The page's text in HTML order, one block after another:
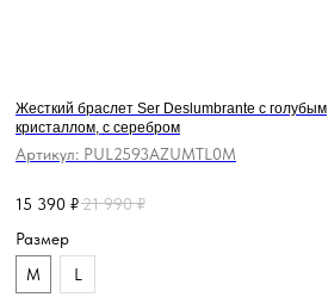
Жесткий браслет Ser Deslumbrante с голубым
кристаллом, с серебром
Артикул: PUL2593AZUMTL0M
15 390 ₽21 990 ₽
Размер
M
L